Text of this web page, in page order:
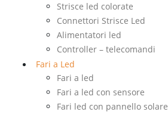
Strisce led colorate
Connettori Strisce Led
Alimentatori led
Controller – telecomandi
Fari a Led
Fari a led
Fari a led con sensore
Fari led con pannello solare